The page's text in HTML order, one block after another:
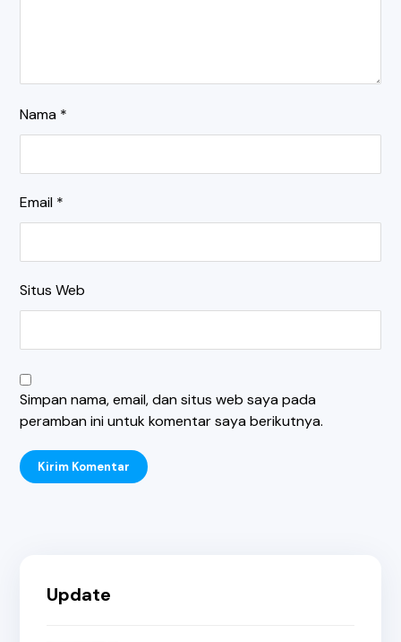
Nama *
Email *
Situs Web
Simpan nama, email, dan situs web saya pada
peramban ini untuk komentar saya berikutnya.
Kirim Komentar
Update